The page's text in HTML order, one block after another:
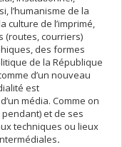
l’humanisme de la
culture de l’imprimé,
(routes, courriers)
des formes
de la République
d’un nouveau
est
média. Comme on
et de ses
techniques ou lieux
.